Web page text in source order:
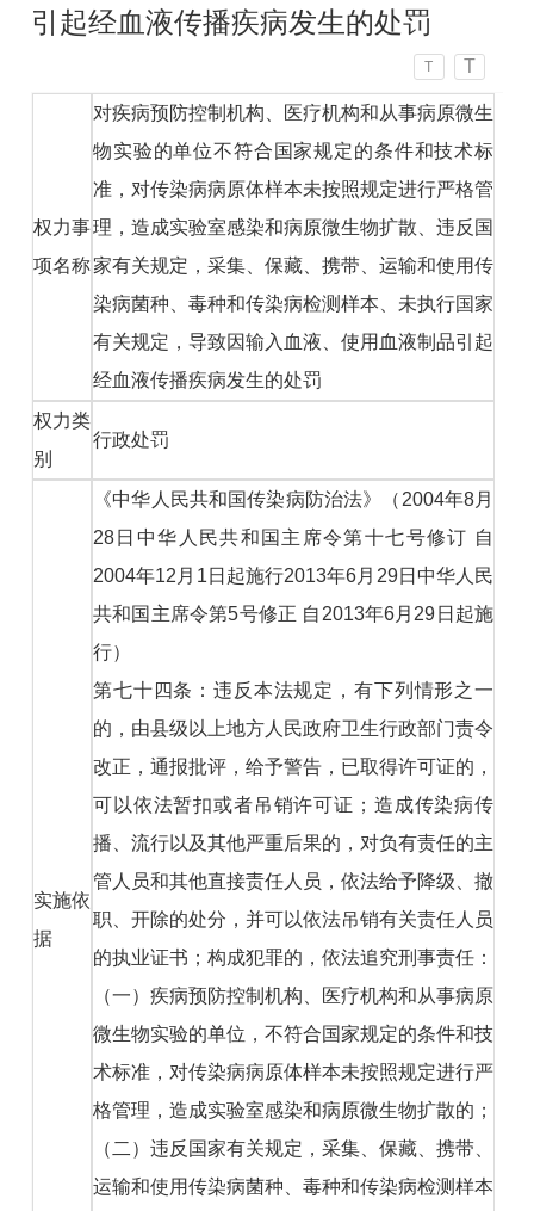
引起经血液传播疾病发生的处罚
T T
权力事
项名称
对疾病预防控制机构、医疗机构和从事病原微生
物实验的单位不符合国家规定的条件和技术标
准，对传染病病原体样本未按照规定进行严格管
理，造成实验室感染和病原微生物扩散、违反国
家有关规定，采集、保藏、携带、运输和使用传
染病菌种、毒种和传染病检测样本、未执行国家
有关规定，导致因输入血液、使用血液制品引起
经血液传播疾病发生的处罚
权力类
别
行政处罚
实施依
据
《中华人民共和国传染病防治法》（2004年8月
28日中华人民共和国主席令第十七号修订 自
2004年12月1日起施行2013年6月29日中华人民
共和国主席令第5号修正 自2013年6月29日起施
行）
第七十四条：违反本法规定，有下列情形之一
的，由县级以上地方人民政府卫生行政部门责令
改正，通报批评，给予警告，已取得许可证的，
可以依法暂扣或者吊销许可证；造成传染病传
播、流行以及其他严重后果的，对负有责任的主
管人员和其他直接责任人员，依法给予降级、撤
职、开除的处分，并可以依法吊销有关责任人员
的执业证书；构成犯罪的，依法追究刑事责任：
（一）疾病预防控制机构、医疗机构和从事病原
微生物实验的单位，不符合国家规定的条件和技
术标准，对传染病病原体样本未按照规定进行严
格管理，造成实验室感染和病原微生物扩散的；
（二）违反国家有关规定，采集、保藏、携带、
运输和使用传染病菌种、毒种和传染病检测样本